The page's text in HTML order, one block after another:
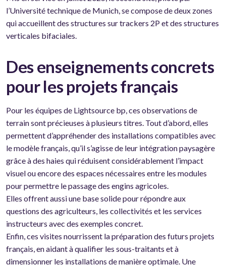
l’Université technique de Munich, se compose de deux zones
qui accueillent des structures sur trackers 2P et des structures
verticales bifaciales.
Des enseignements concrets
pour les projets français
Pour les équipes de Lightsource bp, ces observations de
terrain sont précieuses à plusieurs titres. Tout d’abord, elles
permettent d’appréhender des installations compatibles avec
le modèle français, qu’il s’agisse de leur intégration paysagère
grâce à des haies qui réduisent considérablement l’impact
visuel ou encore des espaces nécessaires entre les modules
pour permettre le passage des engins agricoles.
Elles offrent aussi une base solide pour répondre aux
questions des agriculteurs, les collectivités et les services
instructeurs avec des exemples concret.
Enfin, ces visites nourrissent la préparation des futurs projets
français, en aidant à qualifier les sous-traitants et à
dimensionner les installations de manière optimale. Une